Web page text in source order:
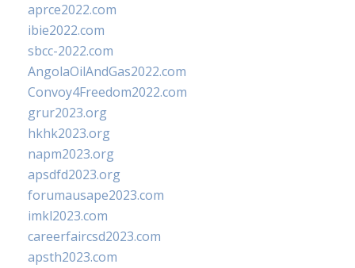
aprce2022.com
ibie2022.com
sbcc-2022.com
AngolaOilAndGas2022.com
Convoy4Freedom2022.com
grur2023.org
hkhk2023.org
napm2023.org
apsdfd2023.org
forumausape2023.com
imkl2023.com
careerfaircsd2023.com
apsth2023.com